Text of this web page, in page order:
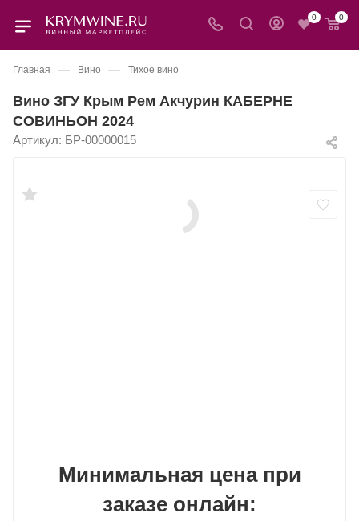
0 0
Главная — Вино — Тихое вино
Вино ЗГУ Крым Рем Акчурин КАБЕРНЕ
СОВИНЬОН 2024
Артикул: БР-00000015
Минимальная цена при
заказе онлайн: